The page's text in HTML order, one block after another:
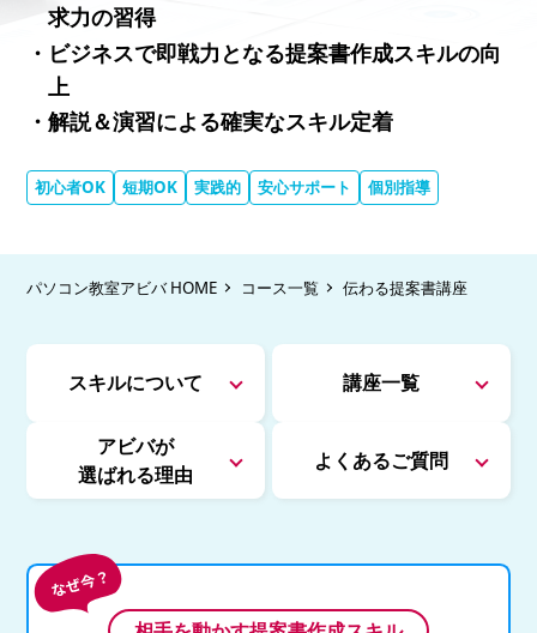
求力の習得
・ビジネスで即戦力となる提案書作成スキルの向
上
・解説＆演習による確実なスキル定着
初心者OK 短期OK 実践的 安心サポート 個別指導
パソコン教室アビバ HOME コース一覧 伝わる提案書講座
スキルについて 講座一覧
アビバが
選ばれる理由
よくあるご質問